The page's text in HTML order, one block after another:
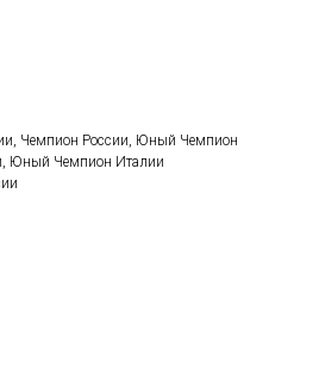
Чемпион России, Юный Чемпион
Юный Чемпион Италии